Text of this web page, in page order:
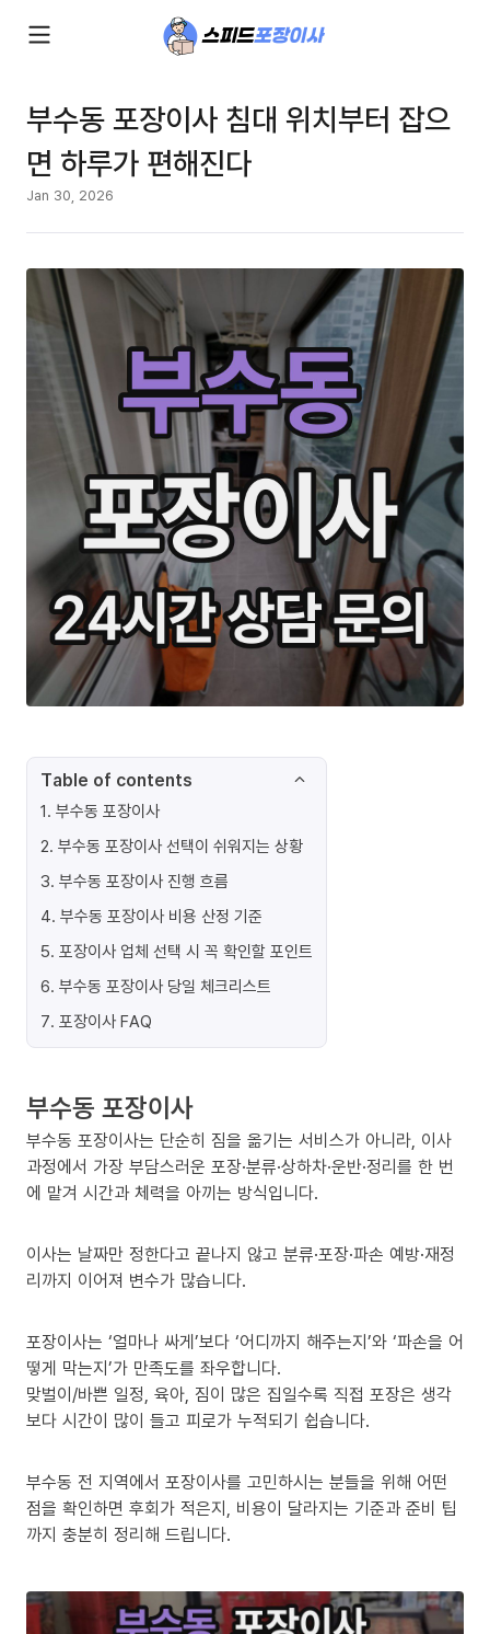
부수동 포장이사 침대 위치부터 잡으
면 하루가 편해진다
Jan 30, 2026
Table of contents
1. 부수동 포장이사
2. 부수동 포장이사 선택이 쉬워지는 상황
3. 부수동 포장이사 진행 흐름
4. 부수동 포장이사 비용 산정 기준
5. 포장이사 업체 선택 시 꼭 확인할 포인트
6. 부수동 포장이사 당일 체크리스트
7. 포장이사 FAQ
부수동 포장이사
부수동 포장이사는 단순히 짐을 옮기는 서비스가 아니라, 이사
과정에서 가장 부담스러운 포장·분류·상하차·운반·정리를 한 번
에 맡겨 시간과 체력을 아끼는 방식입니다.
이사는 날짜만 정한다고 끝나지 않고 분류·포장·파손 예방·재정
리까지 이어져 변수가 많습니다.
포장이사는 ‘얼마나 싸게’보다 ‘어디까지 해주는지’와 ‘파손을 어
떻게 막는지’가 만족도를 좌우합니다.
맞벌이/바쁜 일정, 육아, 짐이 많은 집일수록 직접 포장은 생각
보다 시간이 많이 들고 피로가 누적되기 쉽습니다.
부수동 전 지역에서 포장이사를 고민하시는 분들을 위해 어떤
점을 확인하면 후회가 적은지, 비용이 달라지는 기준과 준비 팁
까지 충분히 정리해 드립니다.